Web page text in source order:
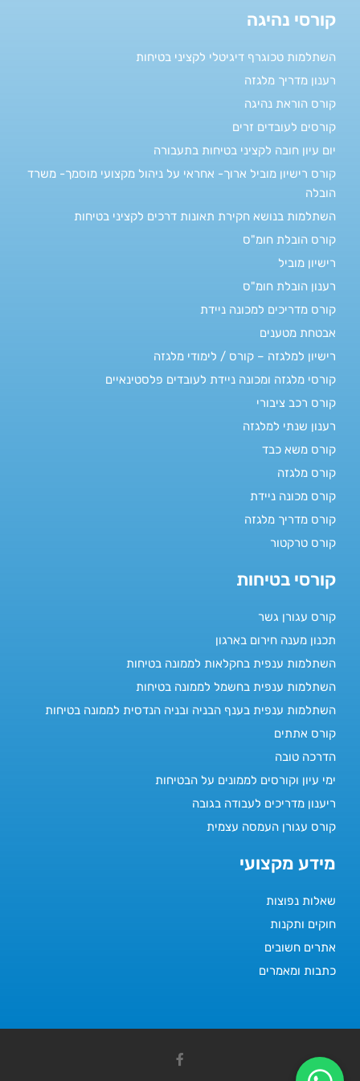
קורסי נהיגה
השתלמות טכוגרף דיגיטלי לקציני בטיחות
רענון מדריך מלגזה
קורס הוראת נהיגה
קורסים לעובדים זרים
יום עיון חובה לקציני בטיחות בתעבורה
קורס רישיון מוביל ארוך- אחראי על ניהול מקצועי מוסמך- משרד
הובלה
השתלמות בנושא חקירת תאונות דרכים לקציני בטיחות
קורס הובלת חומ"ס
רישיון מוביל
רענון הובלת חומ"ס
קורס מדריכים למכונה ניידת
אבטחת מטענים
רישיון למלגזה – קורס / לימודי מלגזה
קורסי מלגזה ומכונה ניידת לעובדים פלסטינאיים
קורס רכב ציבורי
רענון שנתי למלגזה
קורס משא כבד
קורס מלגזה
קורס מכונה ניידת
קורס מדריך מלגזה
קורס טרקטור
קורסי בטיחות
קורס עגורן גשר
תכנון מענה חירום בארגון
השתלמות ענפית בחקלאות לממונה בטיחות
השתלמות ענפית בחשמל לממונה בטיחות
השתלמות ענפית בענף הבניה ובניה הנדסית לממונה בטיחות
קורס אתתים
הדרכה טובה
ימי עיון וקורסים לממונים על הבטיחות
ריענון מדריכים לעבודה בגובה
קורס עגורן העמסה עצמית
מידע מקצועי
שאלות נפוצות
חוקים ותקנות
אתרים חשובים
כתבות ומאמרים
F
a